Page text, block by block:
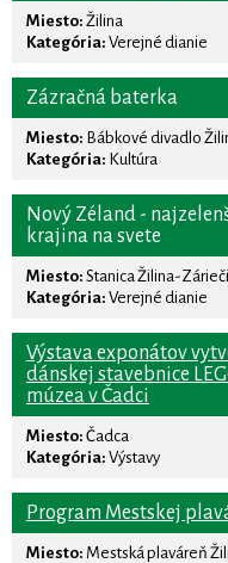
Miesto: Žilina
Kategória: Verejné dianie
Zázračná baterka
Miesto: Bábkové divadlo
Kategória: Kultúra
Nový Zéland -
krajina na svete
Miesto: Stanica Žilina-
Kategória: Verejné dianie
Výstava exponátov
dánskej stavebnice
múzea v Čadci
Miesto: Čadca
Kategória: Výstavy
Program Mestskej
Miesto: Mestská plaváreň